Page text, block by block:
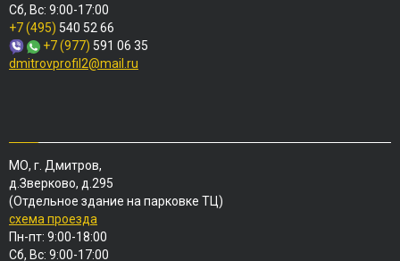
Сб, Вс: 9:00-17:00
+7 (495) 540 52 66
+7 (977) 591 06 35
dmitrovprofil2@mail.ru
МО, г. Дмитров,
д.Зверково, д.295
(Отдельное здание на парковке ТЦ)
схема проезда
Пн-пт: 9:00-18:00
Сб, Вс: 9:00-17:00